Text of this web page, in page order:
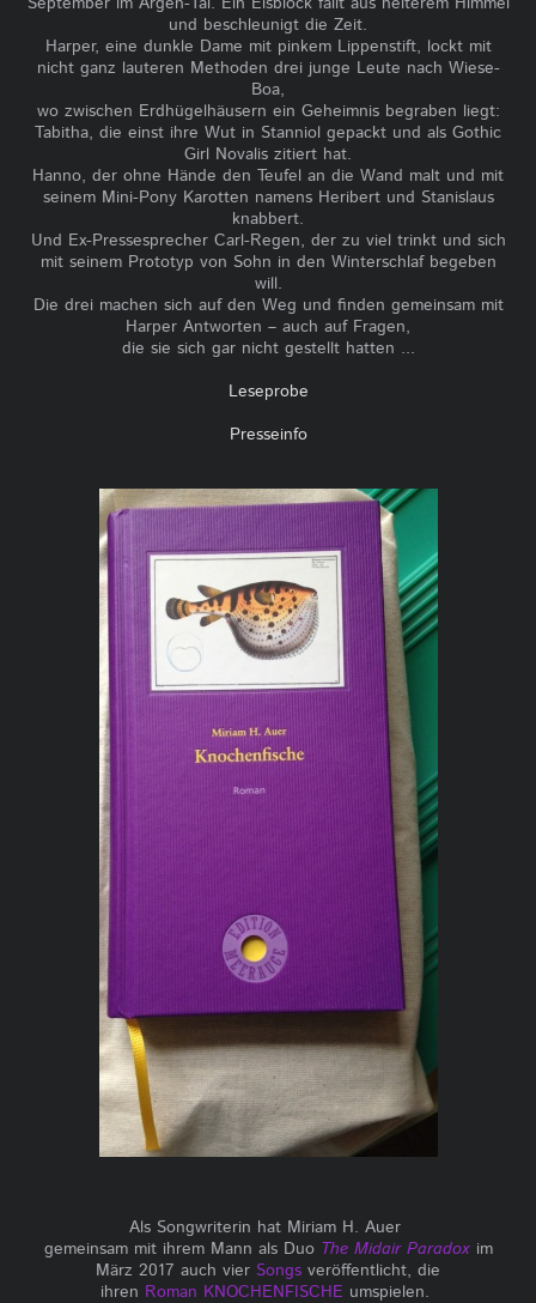
und beschleunigt die Zeit.
Harper, eine dunkle Dame mit pinkem Lippenstift, lockt mit
nicht ganz lauteren Methoden drei junge Leute nach Wiese-
Boa,
wo zwischen Erdhügelhäusern ein Geheimnis begraben liegt:
Tabitha, die einst ihre Wut in Stanniol gepackt und als Gothic
Girl Novalis zitiert hat.
Hanno, der ohne Hände den Teufel an die Wand malt und mit
seinem Mini-Pony Karotten namens Heribert und Stanislaus
knabbert.
Und Ex-Pressesprecher Carl-Regen, der zu viel trinkt und sich
mit seinem Prototyp von Sohn in den Winterschlaf begeben
will.
Die drei machen sich auf den Weg und finden gemeinsam mit
Harper Antworten – auch auf Fragen,
die sie sich gar nicht gestellt hatten ...
Leseprobe
Presseinfo
Als Songwriterin hat Miriam H. Auer
gemeinsam mit ihrem Mann als Duo The Midair Paradoxim
März 2017 auch vier Songs veröffentlicht, die
ihren Roman KNOCHENFISCHE umspielen.